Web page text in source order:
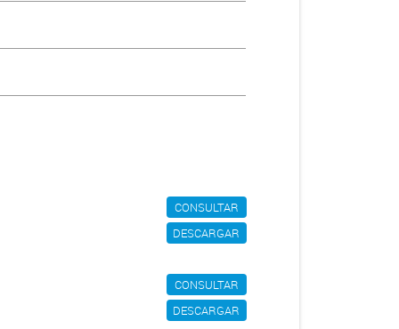
CONSULTAR
DESCARGAR
CONSULTAR
DESCARGAR